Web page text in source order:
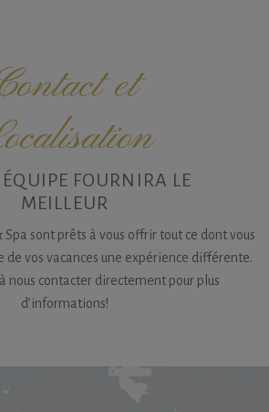
et
ÉQUIPE FOURNIRA LE
MEILLEUR
sont prêts à vous offrir tout ce dont vous
de vos vacances une expérience différente.
nous contacter directement pour plus
d’informations!